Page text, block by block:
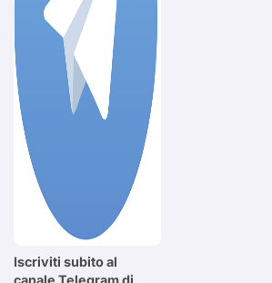
Iscriviti subito al
canale Telegram di